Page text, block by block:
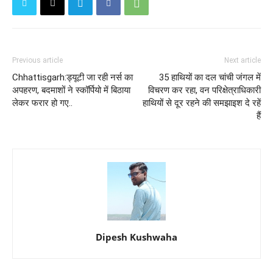
Previous article
Chhattisgarh:ड्यूटी जा रही नर्स का
अपहरण, बदमाशों ने स्कॉर्पियो में बिठाया
लेकर फरार हो गए..
Next article
35 हाथियों का दल चांची जंगल में
विचरण कर रहा, वन परिक्षेत्राधिकारी
हाथियों से दूर रहने की समझाइश दे रहें
हैं
Dipesh Kushwaha